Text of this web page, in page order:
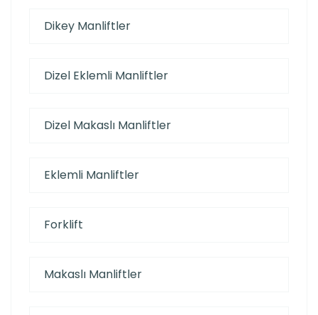
Dikey Manliftler
Dizel Eklemli Manliftler
Dizel Makaslı Manliftler
Eklemli Manliftler
Forklift
Makaslı Manliftler